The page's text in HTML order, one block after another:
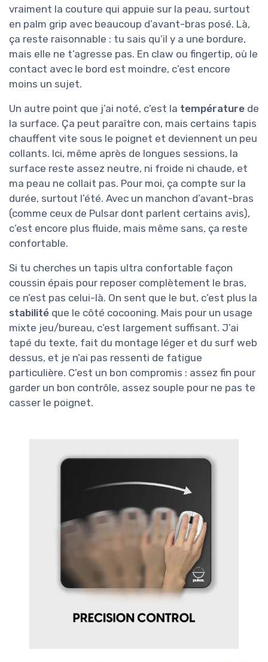
vraiment la couture qui appuie sur la peau, surtout
en palm grip avec beaucoup d’avant-bras posé. Là,
ça reste raisonnable : tu sais qu’il y a une bordure,
mais elle ne t’agresse pas. En claw ou fingertip, où le
contact avec le bord est moindre, c’est encore
moins un sujet.
Un autre point que j’ai noté, c’est la température de
la surface. Ça peut paraître con, mais certains tapis
chauffent vite sous le poignet et deviennent un peu
collants. Ici, même après de longues sessions, la
surface reste assez neutre, ni froide ni chaude, et
ma peau ne collait pas. Pour moi, ça compte sur la
durée, surtout l’été. Avec un manchon d’avant-bras
(comme ceux de Pulsar dont parlent certains avis),
c’est encore plus fluide, mais même sans, ça reste
confortable.
Si tu cherches un tapis ultra confortable façon
coussin épais pour reposer complètement le bras,
ce n’est pas celui-là. On sent que le but, c’est plus la
stabilité que le côté cocooning. Mais pour un usage
mixte jeu/bureau, c’est largement suffisant. J’ai
tapé du texte, fait du montage léger et du surf web
dessus, et je n’ai pas ressenti de fatigue
particulière. C’est un bon compromis : assez fin pour
garder un bon contrôle, assez souple pour ne pas te
casser le poignet.